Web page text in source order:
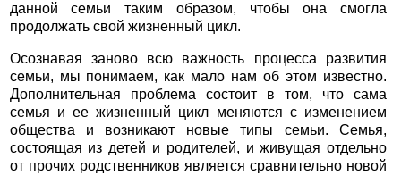
данной семьи таким образом, чтобы она смогла
продолжать свой жизненный цикл.
Осознавая заново всю важность процесса развития
семьи, мы понимаем, как мало нам об этом известно.
Дополнительная проблема состоит в том, что сама
семья и ее жизненный цикл меняются с изменением
общества и возникают новые типы семьи. Семья,
состоящая из детей и родителей, и живущая отдельно
от прочих родственников является сравнительно новой